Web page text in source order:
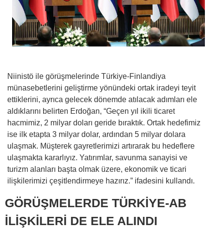
Niinistö ile görüşmelerinde Türkiye-Finlandiya
münasebetlerini geliştirme yönündeki ortak iradeyi teyit
ettiklerini, ayrıca gelecek dönemde atılacak adımları ele
aldıklarını belirten Erdoğan, “Geçen yıl ikili ticaret
hacmimiz, 2 milyar doları geride bıraktık. Ortak hedefimiz
ise ilk etapta 3 milyar dolar, ardından 5 milyar dolara
ulaşmak. Müşterek gayretlerimizi artırarak bu hedeflere
ulaşmakta kararlıyız. Yatırımlar, savunma sanayisi ve
turizm alanları başta olmak üzere, ekonomik ve ticari
ilişkilerimizi çeşitlendirmeye hazırız.” ifadesini kullandı.
GÖRÜŞMELERDE TÜRKİYE-AB
İLİŞKİLERİ DE ELE ALINDI